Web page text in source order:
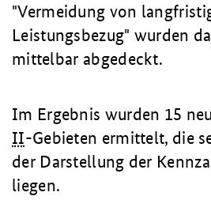
"Vermeidung von
Leistungsbezug" wurden
mittelbar abgedeckt.
Im Ergebnis wurden 15
II-Gebieten ermittelt, die
der Darstellung der
liegen.